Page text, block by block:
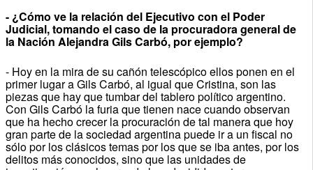
- ¿Cómo ve la relación del Ejecutivo con el Poder
Judicial, tomando el caso de la procuradora general de
la Nación Alejandra Gils Carbó, por ejemplo?
- Hoy en la mira de su cañón telescópico ellos ponen en el
primer lugar a Gils Carbó, al igual que Cristina, son las
piezas que hay que tumbar del tablero político argentino.
Con Gils Carbó la furia que tienen nace cuando observan
que ha hecho crecer la procuración de tal manera que hoy
gran parte de la sociedad argentina puede ir a un fiscal no
sólo por los clásicos temas por los que se iba antes, por los
delitos más conocidos, sino que las unidades de